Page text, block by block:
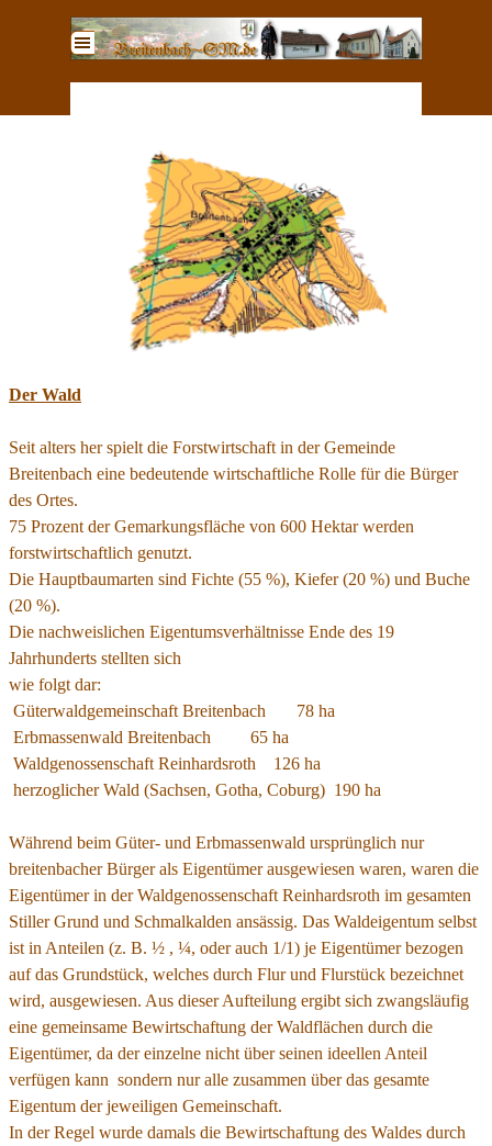
Menü überspringen
Der Wald
Seit alters her spielt die Forstwirtschaft in der Gemeinde
Breitenbach eine bedeutende wirtschaftliche Rolle für die Bürger
des Ortes.
75 Prozent der Gemarkungsfläche von 600 Hektar werden
forstwirtschaftlich genutzt.
Die Hauptbaumarten sind Fichte (55 %), Kiefer (20 %) und Buche
(20 %).
Die nachweislichen Eigentumsverhältnisse Ende des 19
Jahrhunderts stellten sich
wie folgt dar:
Güterwaldgemeinschaft Breitenbach 78 ha
Erbmassenwald Breitenbach 65 ha
Waldgenossenschaft Reinhardsroth 126 ha
herzoglicher Wald (Sachsen, Gotha, Coburg) 190 ha
Während beim Güter- und Erbmassenwald ursprünglich nur
breitenbacher Bürger als Eigentümer ausgewiesen waren, waren die
Eigentümer in der Waldgenossenschaft Reinhardsroth im gesamten
Stiller Grund und Schmalkalden ansässig. Das Waldeigentum selbst
ist in Anteilen (z. B. ½ , ¼, oder auch 1/1) je Eigentümer bezogen
auf das Grundstück, welches durch Flur und Flurstück bezeichnet
wird, ausgewiesen. Aus dieser Aufteilung ergibt sich zwangsläufig
eine gemeinsame Bewirtschaftung der Waldflächen durch die
Eigentümer, da der einzelne nicht über seinen ideellen Anteil
verfügen kann sondern nur alle zusammen über das gesamte
Eigentum der jeweiligen Gemeinschaft.
In der Regel wurde damals die Bewirtschaftung des Waldes durch